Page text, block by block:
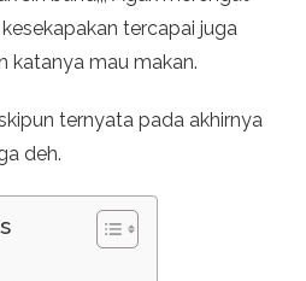
tercapai juga
katanya mau makan.
ternyata pada akhirnya
deh.